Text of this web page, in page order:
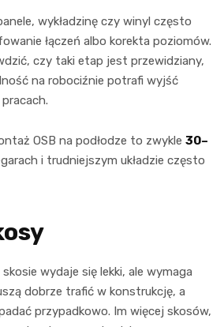
wykładzinę czy winyl często
łączeń albo korekta poziomów.
czy taki etap jest przewidziany,
na robociźnie potrafi wyjść
OSB na podłodze to zwykle 30–
i trudniejszym układzie często
wydaje się lekki, ale wymaga
dobrze trafić w konstrukcję, a
przypadkowo. Im więcej skosów,